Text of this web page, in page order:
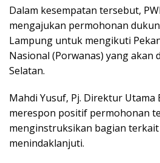
Dalam kesempatan tersebut,
mengajukan permohonan
Lampung untuk mengikuti
Nasional (Porwanas) yang akan
Selatan.
Mahdi Yusuf, Pj. Direktur Utama
merespon positif permohonan
menginstruksikan bagian
menindaklanjuti.